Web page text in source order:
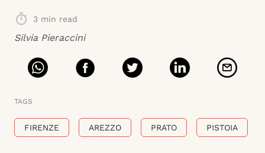
3 min read
Silvia Pieraccini
TAGS
FIRENZE AREZZO PRATO PISTOIA